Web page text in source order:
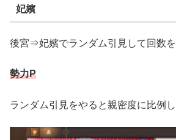
妃嬪
後宮⇒妃嬪でランダム引見して回数を
勢力P
ランダム引見をやると親密度に比例